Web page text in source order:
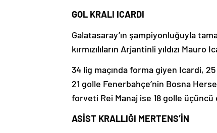
GOL KRALI ICARDI
Galatasaray’ın şampiyonluğuyla
kırmızılıların Arjantinli yıldızı Mauro
34 lig maçında forma giyen Icardi,
21 golle Fenerbahçe’nin Bosna
forveti Rei Manaj ise 18 golle üçüncü
ASİST KRALLIĞI MERTENS’İN